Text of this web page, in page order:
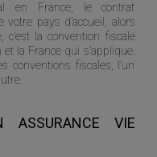
en France, le contrat
votre pays d’accueil, alors
c’est la convention fiscale
la France qui s’applique.
conventions fiscales, l’un
ASSURANCE VIE